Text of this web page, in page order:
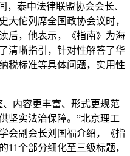
泰中法律联盟协会会长、
大佗列席全国政协会议时，
后，他表示，《指南》为海
清晰指引，针对性解答了华
税标准等具体问题，实用性
内容更丰富、形式更规范
坚实法治保障。”北京理工
会副会长刘国福介绍，《指
11个部分细化至三级标题，